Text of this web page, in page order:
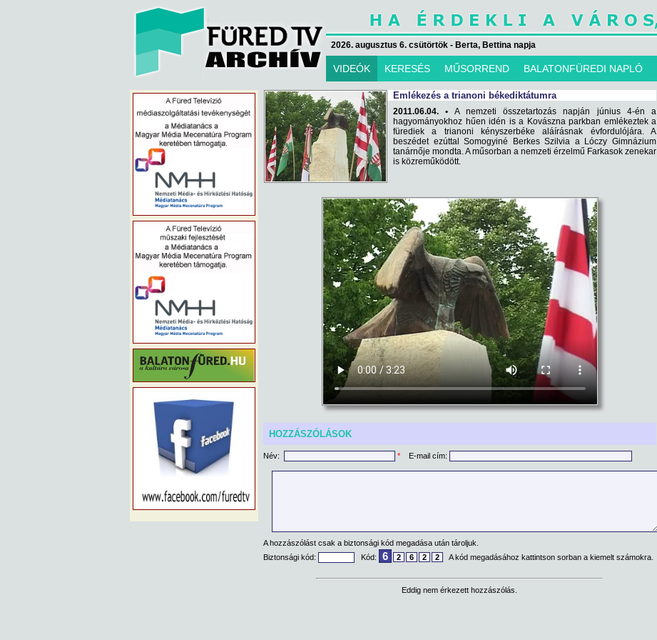
2026. augusztus 6. csütörtök - Berta, Bettina napja
VIDEÓK KERESÉS MŰSORREND BALATONFÜREDI NAPLÓ
Emlékezés a trianoni békediktátumra
2011.06.04. • A nemzeti összetartozás napján június 4-én a
hagyományokhoz hűen idén is a Kovászna parkban emlékeztek a
fürediek a trianoni kényszerbéke aláírásnak évfordulójára. A
beszédet ezúttal Somogyiné Berkes Szilvia a Lóczy Gimnázium
tanárnője mondta. A műsorban a nemzeti érzelmű Farkasok zenekar
is közreműködött.
HOZZÁSZÓLÁSOK
Név: * E-mail cím:
A hozzászólást csak a biztonsági kód megadása után tároljuk.
Biztonsági kód:
Kód: 6 2 6 2 2 A kód megadásához kattintson sorban a kiemelt számokra.
Eddig nem érkezett hozzászólás.